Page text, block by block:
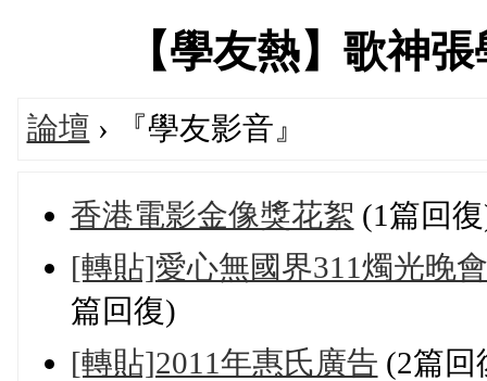
【學友熱】歌神
論壇 › 『學友影音』
香港電影金像獎花絮 (1篇回
[轉貼]愛心無國界311燭光晚
篇回復)
[轉貼]2011年惠氏廣告 (2篇回